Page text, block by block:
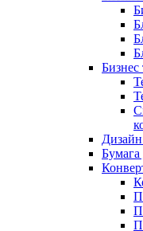
Бизнес
Бумага